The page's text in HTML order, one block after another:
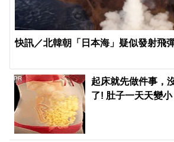
快訊／北韓朝「日本海」疑似發射飛
起床就先做件事，
了! 肚子一天天變小
PR